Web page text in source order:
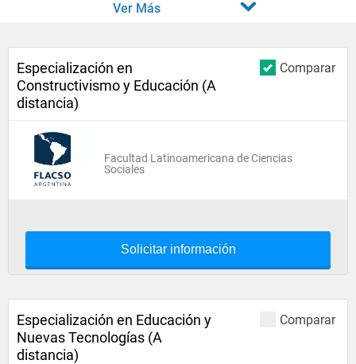
Ver Más
Comparar
Especialización en
Constructivismo y Educación (A
distancia)
Facultad Latinoamericana de Ciencias
Sociales
Solicitar información
Comparar
Especialización en Educación y
Nuevas Tecnologías (A
distancia)